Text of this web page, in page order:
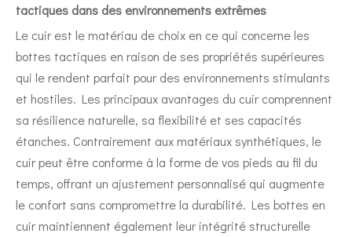
tactiques dans des environnements extrêmes
Le cuir est le matériau de choix en ce qui concerne les
bottes tactiques en raison de ses propriétés supérieures
qui le rendent parfait pour des environnements stimulants
et hostiles. Les principaux avantages du cuir comprennent
sa résilience naturelle, sa flexibilité et ses capacités
étanches. Contrairement aux matériaux synthétiques, le
cuir peut être conforme à la forme de vos pieds au fil du
temps, offrant un ajustement personnalisé qui augmente
le confort sans compromettre la durabilité. Les bottes en
cuir maintiennent également leur intégrité structurelle